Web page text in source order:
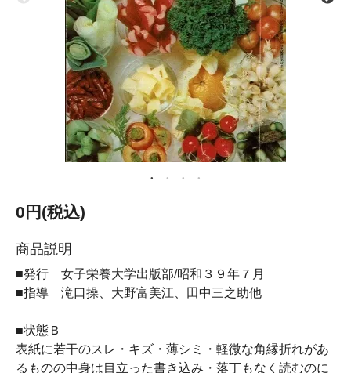
0円(税込)
商品説明
■発行 女子栄養大学出版部/昭和３９年７月
■指導 滝口操、大野富美江、田中三之助他
■状態Ｂ
表紙に若干のスレ・キズ・薄シミ・軽微な角縁折れがあ
るものの中身は目立った書き込み・落丁もなく読むのに